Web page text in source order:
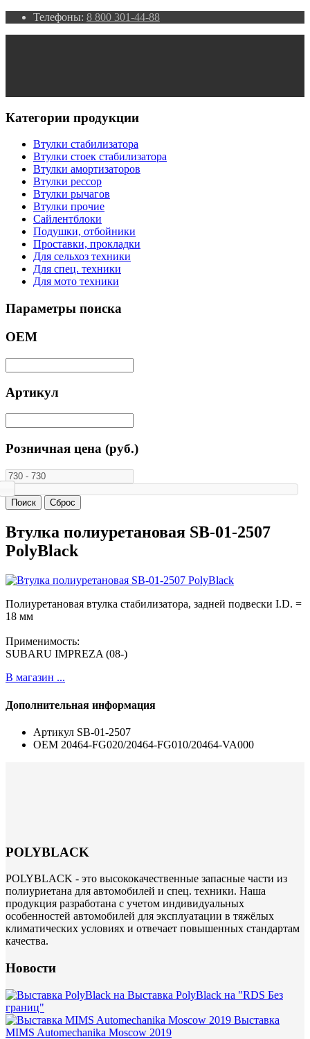
Телефоны: 8 800 301-44-88
Категории продукции
Втулки стабилизатора
Втулки стоек стабилизатора
Втулки амортизаторов
Втулки рессор
Втулки рычагов
Втулки прочие
Сайлентблоки
Подушки, отбойники
Проставки, прокладки
Для сельхоз техники
Для спец. техники
Для мото техники
Параметры поиска
ОЕМ
Артикул
Розничная цена (руб.)
Втулка полиуретановая SB-01-2507
PolyBlack
Полиуретановая втулка стабилизатора, задней подвески I.D. =
18 мм
Применимость:
SUBARU IMPREZA (08-)
В магазин ...
Дополнительная информация
Артикул SB-01-2507
ОЕМ 20464-FG020/20464-FG010/20464-VA000
POLYBLACK
POLYBLACK - это высококачественные запасные части из
полиуриетана для автомобилей и спец. техники. Наша
продукция разработана с учетом индивидуальных
особенностей автомобилей для эксплуатации в тяжёлых
климатических условиях и отвечает повышенных стандартам
качества.
Новости
Выставка PolyBlack на "RDS Без
границ"
Выставка
MIMS Automechanika Moscow 2019